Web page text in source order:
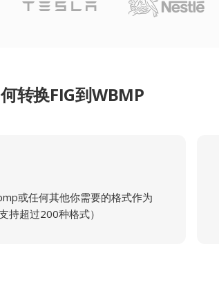
转换FIG到WBMP
或任何其他你需要的格式作为
持超过200种格式）